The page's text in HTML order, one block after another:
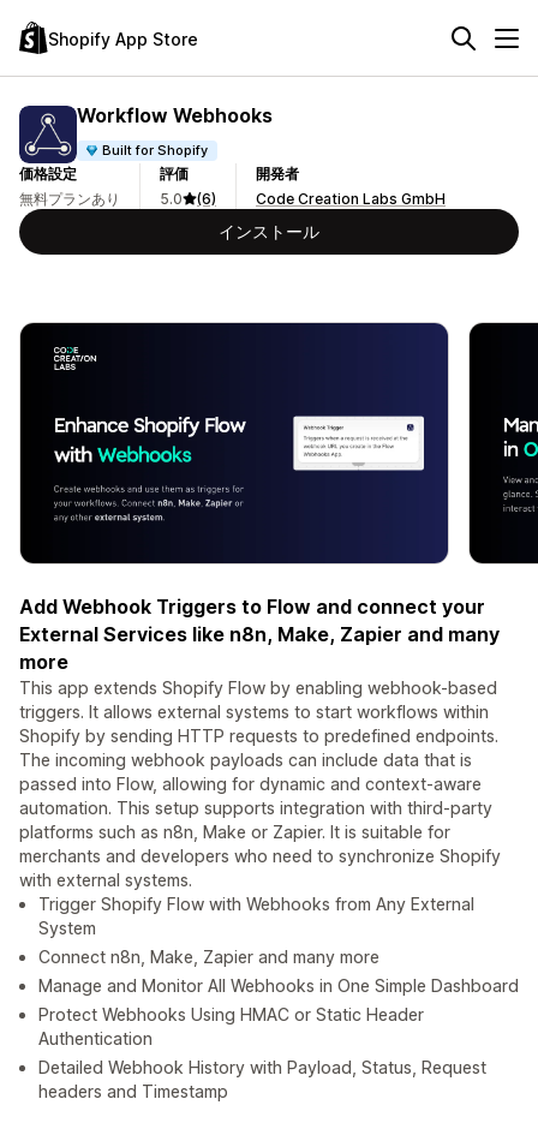
Shopify App Store
Workflow Webhooks
Built for Shopify
価格設定
無料プランあり
評価
5.0
(6)
開発者
Code Creation Labs GmbH
インストール
Add Webhook Triggers to Flow and connect your
External Services like n8n, Make, Zapier and many
more
This app extends Shopify Flow by enabling webhook-based
triggers. It allows external systems to start workflows within
Shopify by sending HTTP requests to predefined endpoints.
The incoming webhook payloads can include data that is
passed into Flow, allowing for dynamic and context-aware
automation. This setup supports integration with third-party
platforms such as n8n, Make or Zapier. It is suitable for
merchants and developers who need to synchronize Shopify
with external systems.
Trigger Shopify Flow with Webhooks from Any External
System
Connect n8n, Make, Zapier and many more
Manage and Monitor All Webhooks in One Simple Dashboard
Protect Webhooks Using HMAC or Static Header
Authentication
Detailed Webhook History with Payload, Status, Request
headers and Timestamp